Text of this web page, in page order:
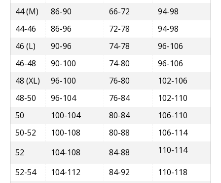
44 (M)
86-90 66-72
94-98
44-46
86-96 72-78
94-98
46 (L)
90-96 74-78
96-106
46-48
90-100 74-80
96-106
48 (XL)
96-100 76-80
102-106
48-50
96-104 76-84
102-110
50
100-104 80-84
106-110
50-52
100-108 80-88
106-114
52
104-108 84-88 110-114
52-54 104-112 84-92
110-118